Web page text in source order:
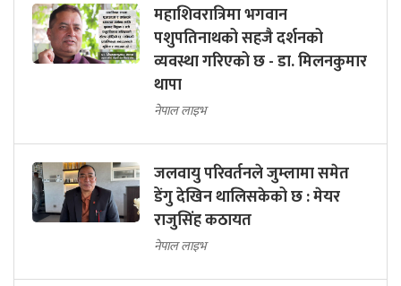
महाशिवरात्रिमा भगवान
पशुपतिनाथको सहजै दर्शनको
व्यवस्था गरिएको छ - डा. मिलनकुमार
थापा
नेपाल लाइभ
जलवायु परिवर्तनले जुम्लामा समेत
डेंगु देखिन थालिसकेको छ : मेयर
राजुसिंह कठायत
नेपाल लाइभ